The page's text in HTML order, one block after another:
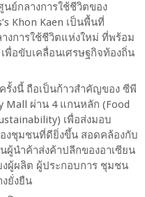
ย์กลางการใช้ชีวิตของ
Khon Kaen เป็นพื้นที่
งการใช้ชีวิตแห่งใหม่ ที่พร้อม
พื่อขับเคลื่อนเศรษฐกิจท้องถิ่น
รั้งนี้ ถือเป็นก้าวสำคัญของ ซีพี
Mall ผ่าน 4แกนหลัก (Food
เพื่อส่งมอบ
งชุมชนที่ดียิ่งขึ้น สอดคล้องกับ
ผู้นำค้าส่งค้าปลีกของอาเซียน
ผู้ผลิต ผู้ประกอบการ ชุมชน
ยั่งยืน